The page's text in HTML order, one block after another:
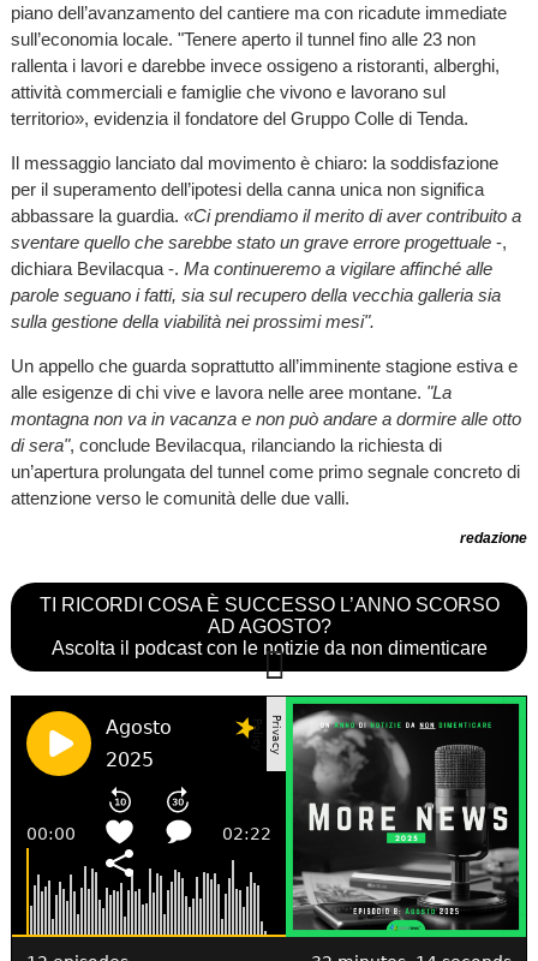
piano dell’avanzamento del cantiere ma con ricadute immediate
sull’economia locale. "Tenere aperto il tunnel fino alle 23 non
rallenta i lavori e darebbe invece ossigeno a ristoranti, alberghi,
attività commerciali e famiglie che vivono e lavorano sul
territorio», evidenzia il fondatore del Gruppo Colle di Tenda.
Il messaggio lanciato dal movimento è chiaro: la soddisfazione
per il superamento dell’ipotesi della canna unica non significa
abbassare la guardia. «Ci prendiamo il merito di aver contribuito a
sventare quello che sarebbe stato un grave errore progettuale-,
dichiara Bevilacqua -. Ma continueremo a vigilare affinché alle
parole seguano i fatti, sia sul recupero della vecchia galleria sia
sulla gestione della viabilità nei prossimi mesi".
Un appello che guarda soprattutto all’imminente stagione estiva e
alle esigenze di chi vive e lavora nelle aree montane. "La
montagna non va in vacanza e non può andare a dormire alle otto
di sera", conclude Bevilacqua, rilanciando la richiesta di
un’apertura prolungata del tunnel come primo segnale concreto di
attenzione verso le comunità delle due valli.
redazione
TI RICORDI COSA È SUCCESSO L’ANNO SCORSO
AD AGOSTO?
Ascolta il podcast con le notizie da non dimenticare